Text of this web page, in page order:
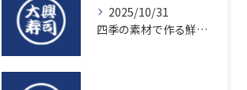
2025/10/31
四季の素材で作る鮮度抜群の握り寿司の魅力